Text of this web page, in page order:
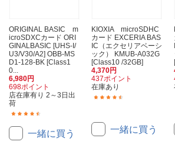
ORIGINAL BASIC m
icroSDXCカード ORI
GINALBASIC [UHS-I/
U3/V30/A2] OBB-MS
D1-128-BK [Class1
0...
6,980円
698ポイント
店在庫有り 2～3日出
荷
一緒に買う
KIOXIA microSDHC
カード EXCERIA BAS
IC（エクセリアベーシ
ック） KMUB-A032G
[Class10 /32GB]
4,370円
437ポイント
在庫あり
一緒に買う